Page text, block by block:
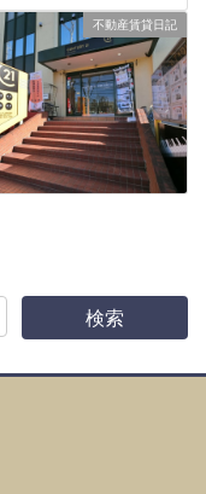
不動産賃貸日記